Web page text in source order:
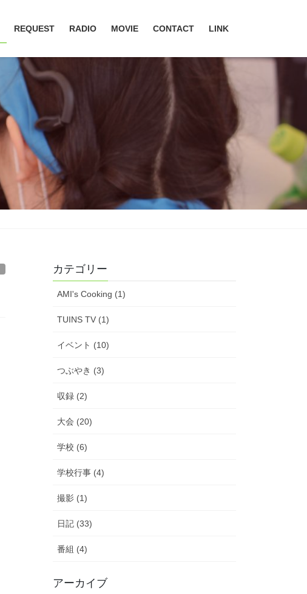
REQUEST RADIO MOVIE CONTACT LINK
カテゴリー
AMI's Cooking (1)
TUINS TV (1)
イベント (10)
つぶやき (3)
収録 (2)
大会 (20)
学校 (6)
学校行事 (4)
撮影 (1)
日記 (33)
番組 (4)
アーカイブ